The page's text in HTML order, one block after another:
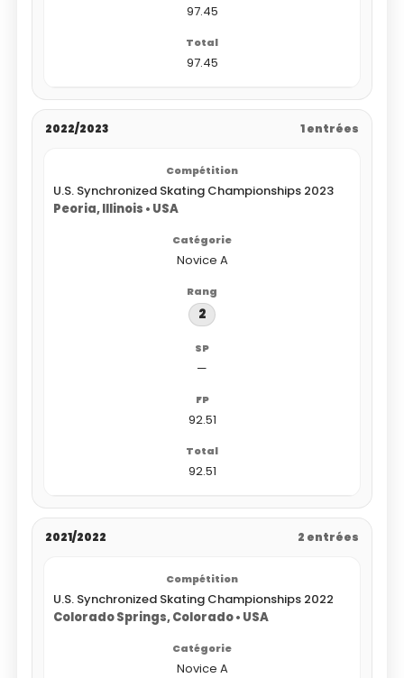
97.45
97.45
2022/2023 1 entrées
U.S. Synchronized Skating Championships 2023
Peoria, Illinois • USA
Novice A
2
—
92.51
92.51
2021/2022 2 entrées
U.S. Synchronized Skating Championships 2022
Colorado Springs, Colorado • USA
Novice A